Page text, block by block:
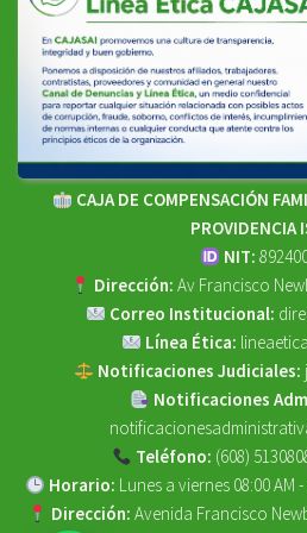
CAJA DE COMPENSACIÓN
PROVIDENCIA
NIT:
Dirección: Av Francisco
Correo Institucional:
Línea Ética:
Notificaciones Judiciales:
Notificaciones
Teléfono: (608)
Horario: Lunes a viernes 08:00 AM
Dirección: Avenida Francisco